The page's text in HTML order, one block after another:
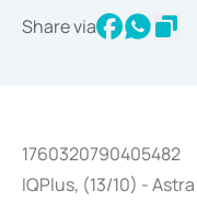
Share via
1760320790405482
IQPlus, (13/10) -